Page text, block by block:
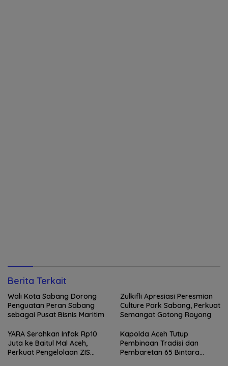
Berita Terkait
Wali Kota Sabang Dorong
Penguatan Peran Sabang
sebagai Pusat Bisnis Maritim
Zulkifli Apresiasi Peresmian
Culture Park Sabang, Perkuat
Semangat Gotong Royong
YARA Serahkan Infak Rp10
Juta ke Baitul Mal Aceh,
Perkuat Pengelolaan ZIS
Kapolda Aceh Tutup
Pembinaan Tradisi dan
Pembaretan 65 Bintara